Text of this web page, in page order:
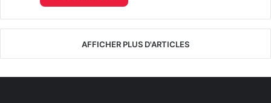
AFFICHER PLUS D'ARTICLES